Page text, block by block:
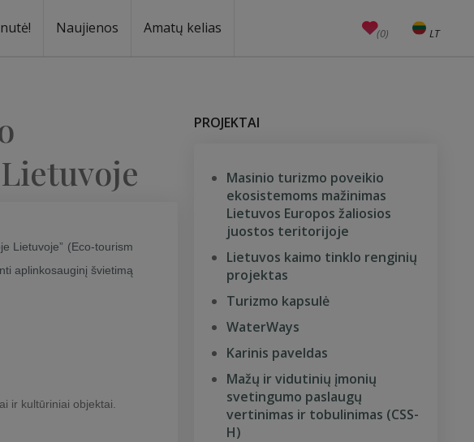
Naujienos Amatų kelias (0) LT
EN
Lietuvoje” (Eco-tourism
aplinkosauginį švietimą
ir kultūriniai objektai.
PROJEKTAI
Masinio turizmo poveikio
ekosistemoms mažinimas
Lietuvos Europos žaliosios
juostos teritorijoje
Lietuvos kaimo tinklo renginių
projektas
Turizmo kapsulė
WaterWays
Karinis paveldas
Mažų ir vidutinių įmonių
svetingumo paslaugų
vertinimas ir tobulinimas (CSS-
H)